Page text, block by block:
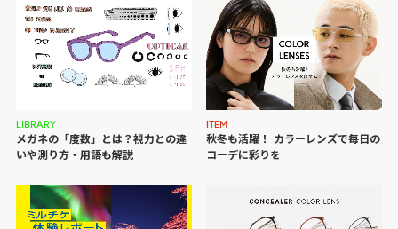
LIBRARY
メガネの「度数」とは？視力との違
いや測り方・用語も解説
ITEM
秋冬も活躍！ カラーレンズで毎日の
コーデに彩りを